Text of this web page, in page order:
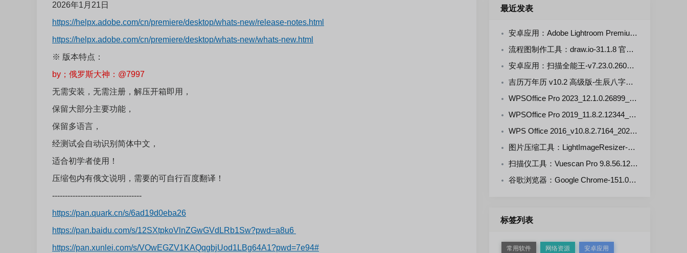
2026年1月21日
https://helpx.adobe.com/cn/premiere/desktop/whats-new/release-notes.html
https://helpx.adobe.com/cn/premiere/desktop/whats-new/whats-new.html
※ 版本特点：
by；俄罗斯大神：@7997
无需安装，无需注册，解压开箱即用，
保留大部分主要功能，
保留多语言，
经测试会自动识别简体中文，
适合初学者使用！
压缩包内有俄文说明，需要的可自行百度翻译！
-----------------------------------
https://pan.quark.cn/s/6ad19d0eba26
https://pan.baidu.com/s/12SXtpkoVlnZGwGVdLRb1Sw?pwd=a8u6
https://pan.xunlei.com/s/VOwEGZV1KAQqgbjUod1LBg64A1?pwd=7e94#
最近发表
安卓应用：Adobe Lightroom Premium-v11.5.0(711105000) 解锁版
流程图制作工具：draw.io-31.1.8 官方正式版
安卓应用：扫描全能王-v7.23.0.2607290000-VIP 解锁版
吉历万年历 v10.2 高级版-生辰八字，择日禁忌，运势财运
WPSOffice Pro 2023_12.1.0.26899_20260806 雨糖科技特别版
WPSOffice Pro 2019_11.8.2.12344_20260806 雨糖科技特别版
WPS Office 2016_v10.8.2.7164_20260806 雨糖科技特别版
图片压缩工具：LightImageResizer-v7.6.5.176 绿色版
扫描仪工具：Vuescan Pro 9.8.56.12 中文绿色便携版
谷歌浏览器：Google Chrome-151.0.7922.109 官方正式版+便携增强版
标签列表
常用软件 网络资源 安卓应用